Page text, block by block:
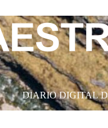
DIARIO DIGITAL